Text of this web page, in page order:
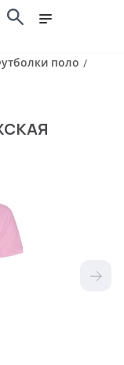
поло /